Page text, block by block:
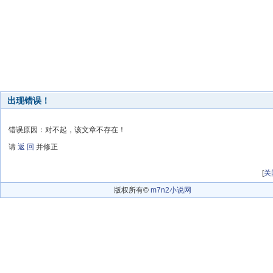
出现错误！
错误原因：对不起，该文章不存在！
请 返 回 并修正
[关
版权所有© m7n2小说网